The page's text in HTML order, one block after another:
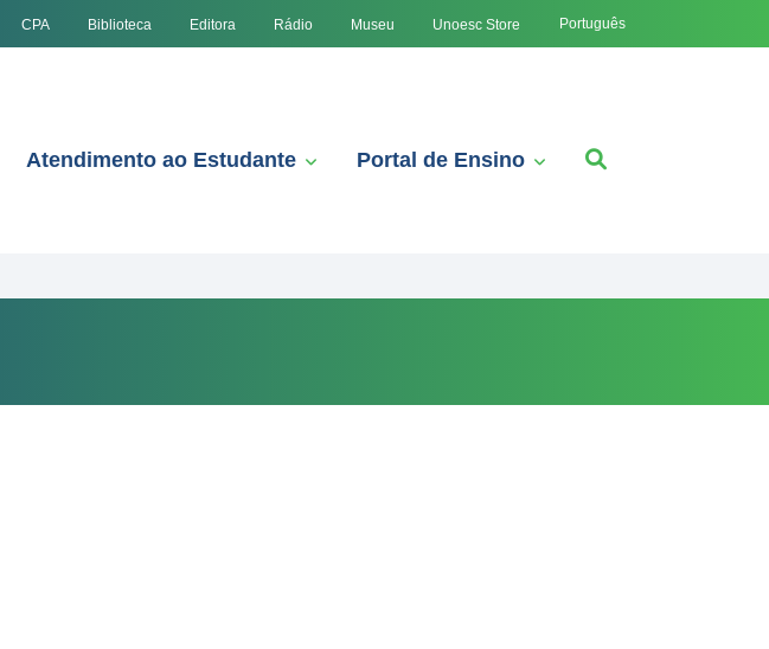
CPA Biblioteca Editora Rádio Museu Unoesc Store Português
Atendimento ao Estudante Portal de Ensino